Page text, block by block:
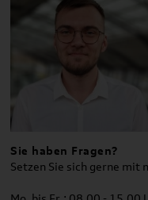
Sie haben Fragen?
Setzen Sie sich gerne mit